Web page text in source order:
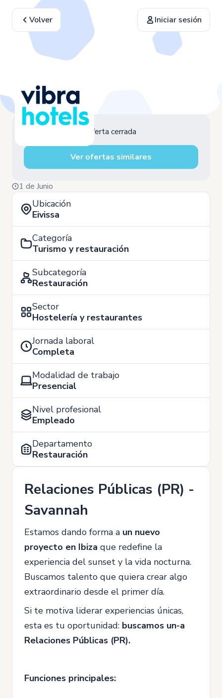
Volver Iniciar sesión
Oferta cerrada
Ver ofertas similares
1 de Junio
Ubicación
Eivissa
Categoría
Turismo y restauración
Subcategoría
Restauración
Sector
Hostelería y restaurantes
Jornada laboral
Completa
Modalidad de trabajo
Presencial
Nivel profesional
Empleado
Departamento
Restauración
Relaciones Públicas (PR) -
Savannah
Estamos dando forma a un nuevo
proyecto en Ibiza que redefine la
experiencia del sunset y la vida nocturna.
Buscamos talento que quiera crear algo
extraordinario desde el primer día.
Si te motiva liderar experiencias únicas,
esta es tu oportunidad: buscamos un-a
Relaciones Públicas (PR).
Funciones principales: